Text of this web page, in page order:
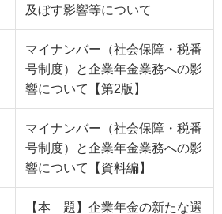
及ぼす影響等について
マイナンバー（社会保障・税番
号制度）と企業年金業務への影
響について【第2版】
マイナンバー（社会保障・税番
号制度）と企業年金業務への影
響について【資料編】
【本 題】企業年金の新たな選